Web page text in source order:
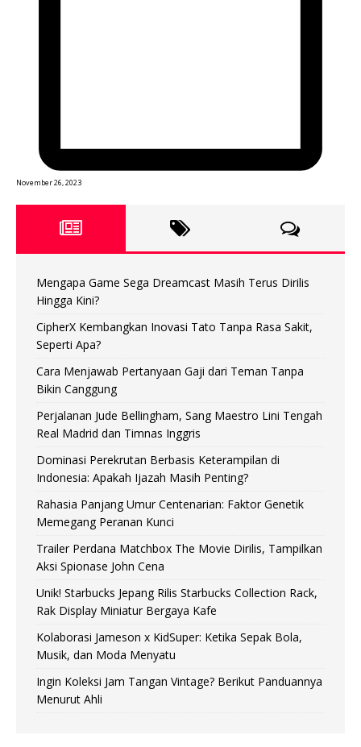
November 26, 2023
Mengapa Game Sega Dreamcast Masih Terus Dirilis
Hingga Kini?
CipherX Kembangkan Inovasi Tato Tanpa Rasa Sakit,
Seperti Apa?
Cara Menjawab Pertanyaan Gaji dari Teman Tanpa
Bikin Canggung
Perjalanan Jude Bellingham, Sang Maestro Lini Tengah
Real Madrid dan Timnas Inggris
Dominasi Perekrutan Berbasis Keterampilan di
Indonesia: Apakah Ijazah Masih Penting?
Rahasia Panjang Umur Centenarian: Faktor Genetik
Memegang Peranan Kunci
Trailer Perdana Matchbox The Movie Dirilis, Tampilkan
Aksi Spionase John Cena
Unik! Starbucks Jepang Rilis Starbucks Collection Rack,
Rak Display Miniatur Bergaya Kafe
Kolaborasi Jameson x KidSuper: Ketika Sepak Bola,
Musik, dan Moda Menyatu
Ingin Koleksi Jam Tangan Vintage? Berikut Panduannya
Menurut Ahli